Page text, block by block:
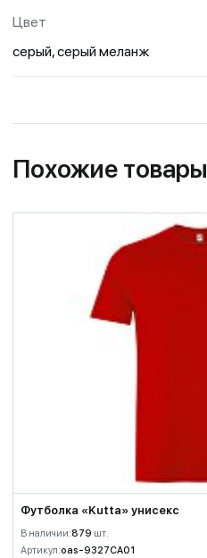
Цвет
серый, серый меланж
Похожие товары
Футболка «Kutta» унисекс
В наличии:879 шт.
Артикул:oas-9327CA01